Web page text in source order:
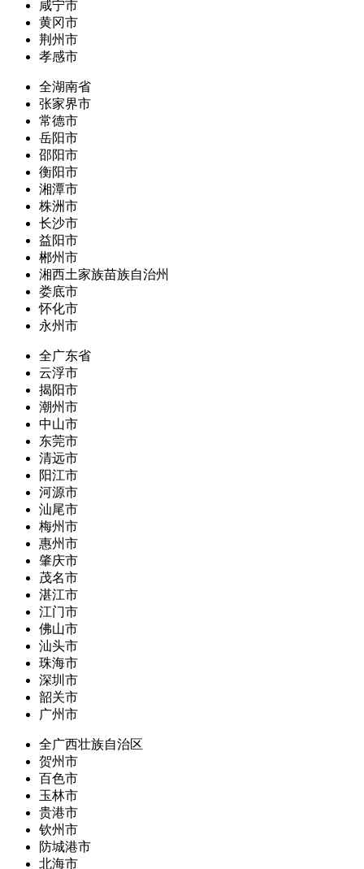
咸宁市
黄冈市
荆州市
孝感市
全湖南省
张家界市
常德市
岳阳市
邵阳市
衡阳市
湘潭市
株洲市
长沙市
益阳市
郴州市
湘西土家族苗族自治州
娄底市
怀化市
永州市
全广东省
云浮市
揭阳市
潮州市
中山市
东莞市
清远市
阳江市
河源市
汕尾市
梅州市
惠州市
肇庆市
茂名市
湛江市
江门市
佛山市
汕头市
珠海市
深圳市
韶关市
广州市
全广西壮族自治区
贺州市
百色市
玉林市
贵港市
钦州市
防城港市
北海市